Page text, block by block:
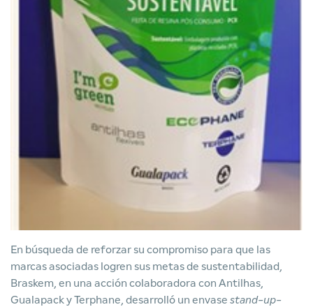
En búsqueda de reforzar su compromiso para que las
marcas asociadas logren sus metas de sustentabilidad,
Braskem, en una acción colaboradora con Antilhas,
Gualapack y Terphane, desarrolló un envase stand-up-